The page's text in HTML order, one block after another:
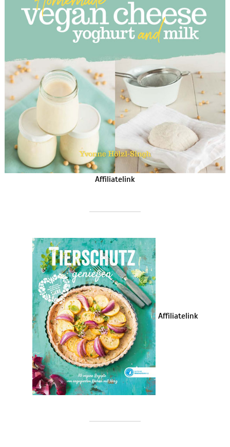
Affiliatelink
Affiliatelink